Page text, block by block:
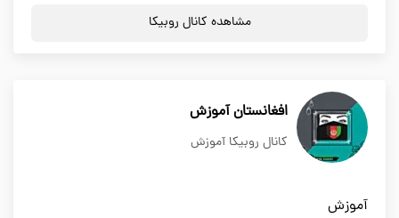
مشاهده کانال روبیکا
افغانستان آموزش
کانال روبیکا آموزش
آموزش